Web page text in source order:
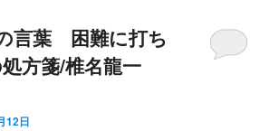
言葉 困難に打ち
方箋/椎名龍一
12日